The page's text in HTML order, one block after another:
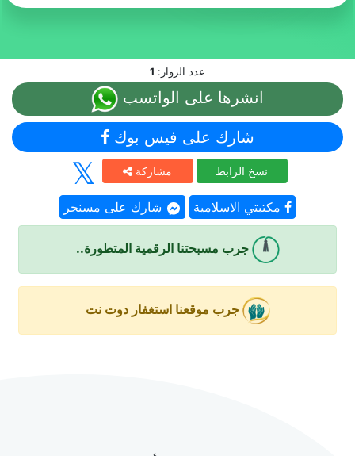
عدد الزوار: 1
انشرها على الواتسب
شارك على فيس بوك
مشاركة نسخ الرابط
شارك على مسنجر مكتبتي الاسلامية
جرب مسبحتنا الرقمية المتطورة..
جرب موقعنا استغفار دوت نت